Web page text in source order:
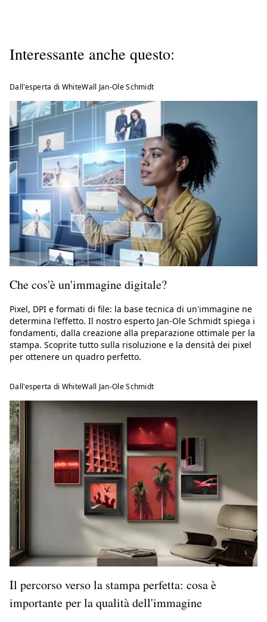
Interessante anche questo:
Dall'esperta di WhiteWall Jan-Ole Schmidt
Che cos'è un'immagine digitale?
Pixel, DPI e formati di file: la base tecnica di un'immagine ne
determina l'effetto. Il nostro esperto Jan-Ole Schmidt spiega i
fondamenti, dalla creazione alla preparazione ottimale per la
stampa. Scoprite tutto sulla risoluzione e la densità dei pixel
per ottenere un quadro perfetto.
Dall'esperta di WhiteWall Jan-Ole Schmidt
Il percorso verso la stampa perfetta: cosa è
importante per la qualità dell'immagine